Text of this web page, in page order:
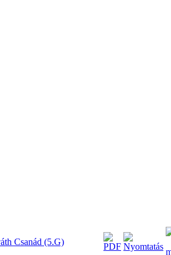
Csanád (5.G)